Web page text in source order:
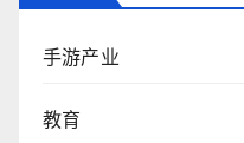
手游产业
教育